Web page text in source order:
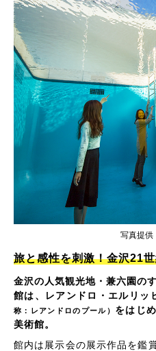
旅と感性を刺激！金沢21
金沢の人気観光地・兼六園の
館は、レアンドロ・エルリッ
称：レアンドロのプール） をはじ
美術館。
館内は展示会の展示作品を鑑
写真提供